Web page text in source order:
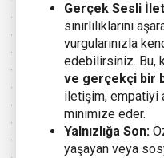
Gerçek Sesli
sınırlılıklarını
vurgularınızla
edebilirsiniz. Bu,
ve gerçekçi bir
iletişim, empatiyi
minimize eder.
Yalnızlığa Son:
yaşayan veya